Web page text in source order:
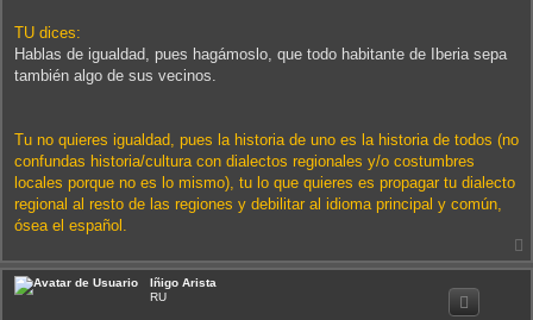
TU dices:
Hablas de igualdad, pues hagámoslo, que todo habitante de Iberia sepa
también algo de sus vecinos.
Tu no quieres igualdad, pues la historia de uno es la historia de todos (no
confundas historia/cultura con dialectos regionales y/o costumbres
locales porque no es lo mismo), tu lo que quieres es propagar tu dialecto
regional al resto de las regiones y debilitar al idioma principal y común,
ósea el español.
r
Iñigo Arista
RU